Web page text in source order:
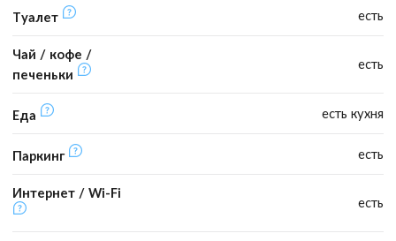
Туалет есть
Чай / кофе /
печеньки
есть
Еда есть кухня
Паркинг есть
Интернет / Wi-Fi
есть